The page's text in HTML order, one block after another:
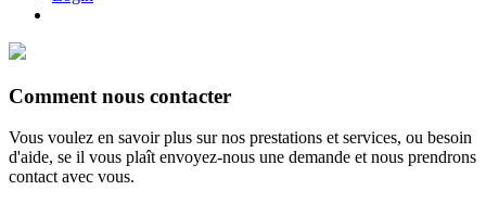
Comment nous contacter
Vous voulez en savoir plus sur nos prestations et services, ou besoin
d'aide, se il vous plaît envoyez-nous une demande et nous prendrons
contact avec vous.